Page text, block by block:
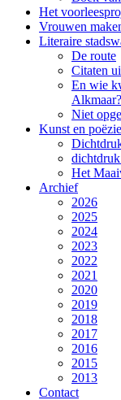
Het
Vrouwen
Literaire
De route
Citaten
En wie
Alkmaar?
Niet
Kunst en poëzie
Het
Archief
2026
2025
2024
2023
2022
2021
2020
2019
2018
2017
2016
2015
2013
Contact